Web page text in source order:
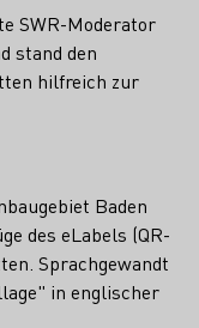
SWR-Moderator
stand den
hilfreich zur
Baden
des eLabels (QR-
Sprachgewandt
in englischer